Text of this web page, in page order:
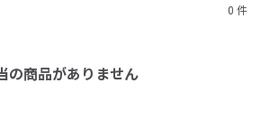
0 件
の商品がありません